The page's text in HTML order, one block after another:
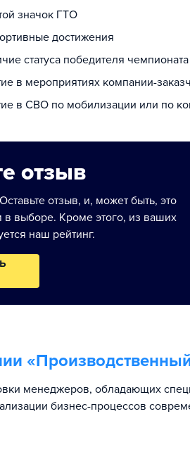
значок ГТО
достижения
статуса победителя
в мероприятиях компании-
в СВО по мобилизации или по
отзыв
отзыв, и, может быть, это
в выборе. Кроме этого, из ваших
наш рейтинг.
«
менеджеров, обладающих
бизнес-процессов